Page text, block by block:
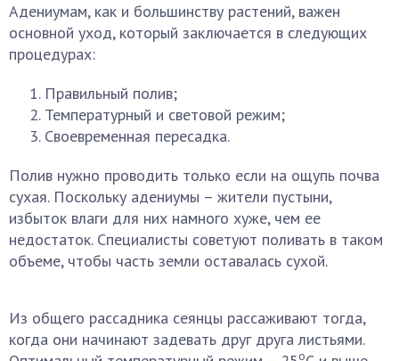
Адениумам, как и большинству растений, важен
основной уход, который заключается в следующих
процедурах:
Правильный полив;
Температурный и световой режим;
Своевременная пересадка.
Полив нужно проводить только если на ощупь почва
сухая. Поскольку адениумы – жители пустыни,
избыток влаги для них намного хуже, чем ее
недостаток. Специалисты советуют поливать в таком
объеме, чтобы часть земли оставалась сухой.
Из общего рассадника сеянцы рассаживают тогда,
когда они начинают задевать друг друга листьями.
о